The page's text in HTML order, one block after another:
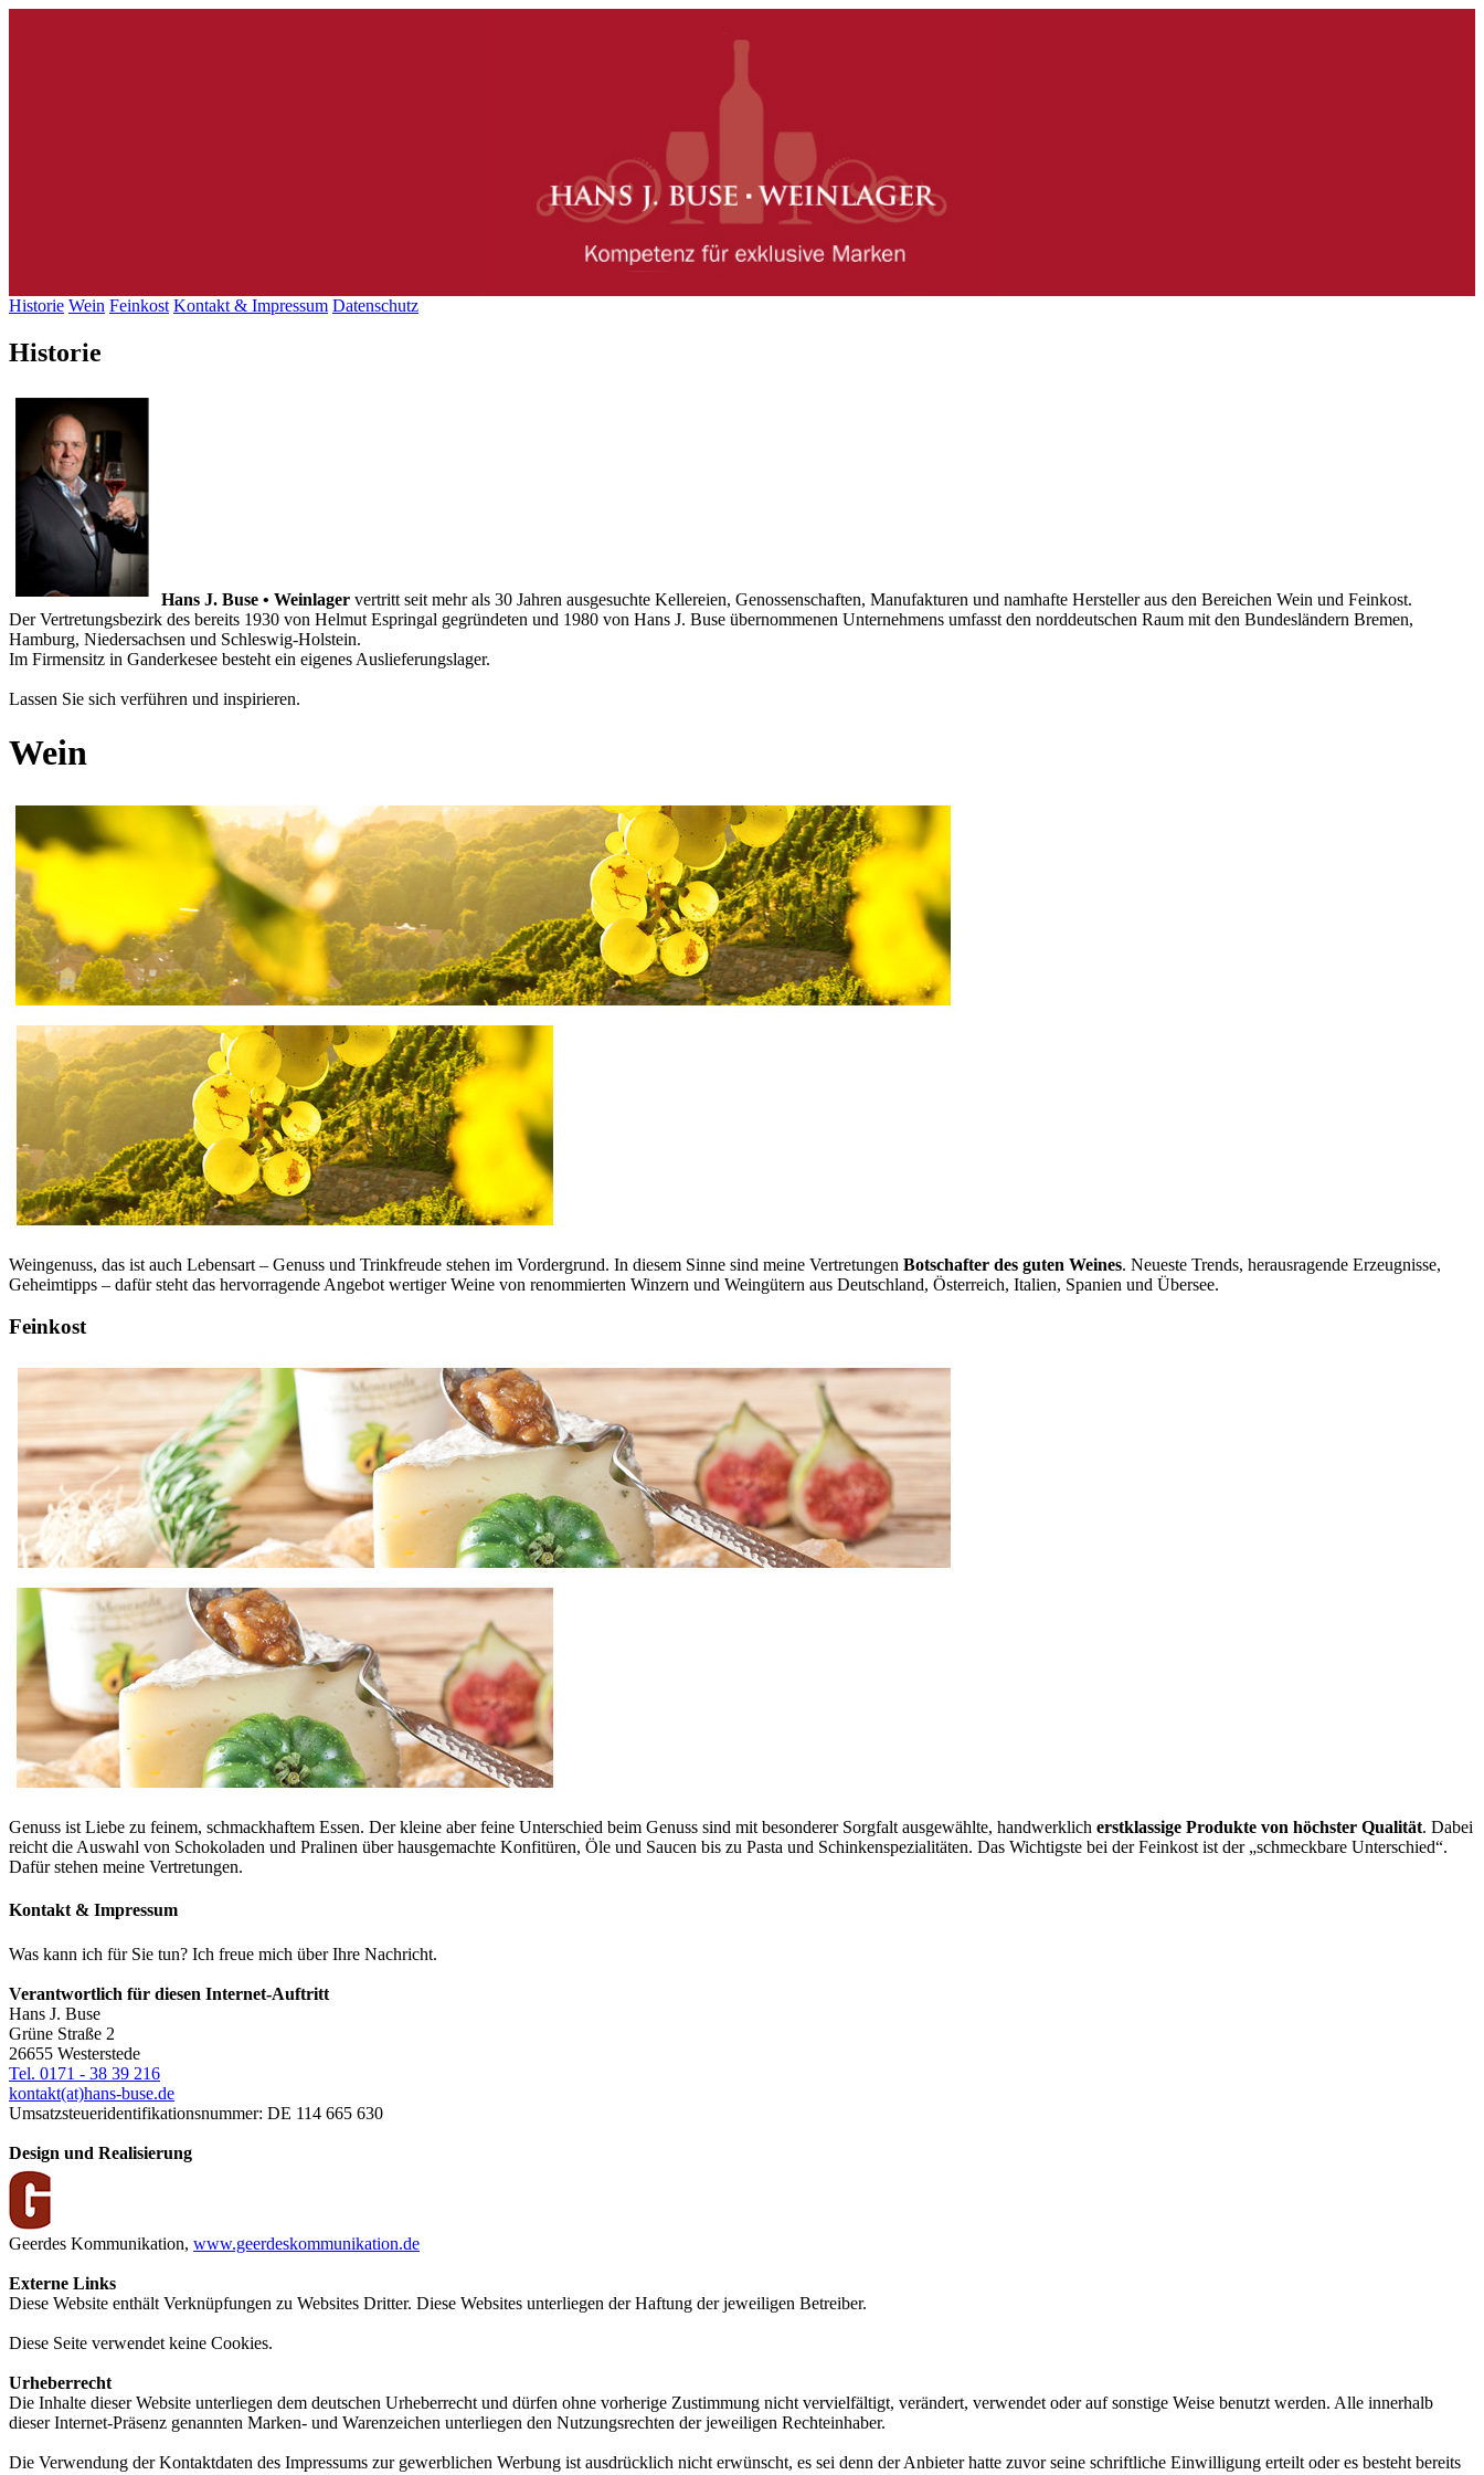
Historie Wein Feinkost Kontakt & Impressum Datenschutz
Historie
Hans J. Buse • Weinlager vertritt seit mehr als 30 Jahren ausgesuchte Kellereien, Genossenschaften, Manufakturen und namhafte Hersteller aus den Bereichen Wein und Feinkost.
Der Vertretungsbezirk des bereits 1930 von Helmut Espringal gegründeten und 1980 von Hans J. Buse übernommenen Unternehmens umfasst den norddeutschen Raum mit den Bundesländern Bremen,
Hamburg, Niedersachsen und Schleswig-Holstein.
Im Firmensitz in Ganderkesee besteht ein eigenes Auslieferungslager.
Lassen Sie sich verführen und inspirieren.
Wein
Weingenuss, das ist auch Lebensart – Genuss und Trinkfreude stehen im Vordergrund. In diesem Sinne sind meine Vertretungen Botschafter des guten Weines. Neueste Trends, herausragende Erzeugnisse,
Geheimtipps – dafür steht das hervorragende Angebot wertiger Weine von renommierten Winzern und Weingütern aus Deutschland, Österreich, Italien, Spanien und Übersee.
Feinkost
Genuss ist Liebe zu feinem, schmackhaftem Essen. Der kleine aber feine Unterschied beim Genuss sind mit besonderer Sorgfalt ausgewählte, handwerklich erstklassige Produkte von höchster Qualität. Dabei
reicht die Auswahl von Schokoladen und Pralinen über hausgemachte Konfitüren, Öle und Saucen bis zu Pasta und Schinkenspezialitäten. Das Wichtigste bei der Feinkost ist der „schmeckbare Unterschied“.
Dafür stehen meine Vertretungen.
Kontakt & Impressum
Was kann ich für Sie tun? Ich freue mich über Ihre Nachricht.
Verantwortlich für diesen Internet-Auftritt
Hans J. Buse
Grüne Straße 2
26655 Westerstede
Tel. 0171 - 38 39 216
kontakt(at)hans-buse.de
Umsatzsteueridentifikationsnummer: DE 114 665 630
Design und Realisierung
Geerdes Kommunikation, www.geerdeskommunikation.de
Externe Links
Diese Website enthält Verknüpfungen zu Websites Dritter. Diese Websites unterliegen der Haftung der jeweiligen Betreiber.
Diese Seite verwendet keine Cookies.
Urheberrecht
Die Inhalte dieser Website unterliegen dem deutschen Urheberrecht und dürfen ohne vorherige Zustimmung nicht vervielfältigt, verändert, verwendet oder auf sonstige Weise benutzt werden. Alle innerhalb
dieser Internet-Präsenz genannten Marken- und Warenzeichen unterliegen den Nutzungsrechten der jeweiligen Rechteinhaber.
Die Verwendung der Kontaktdaten des Impressums zur gewerblichen Werbung ist ausdrücklich nicht erwünscht, es sei denn der Anbieter hatte zuvor seine schriftliche Einwilligung erteilt oder es besteht bereits